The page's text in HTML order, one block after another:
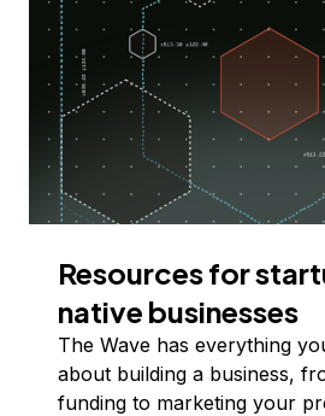
Resources for
native businesses
The Wave has everything
about building a business,
funding to marketing your